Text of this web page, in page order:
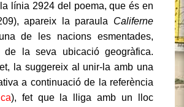
línia 2924 del poema, que és en
apareix la paraula Califerne
de les nacions esmentades,
de la seva ubicació geogràfica.
la suggereix al unir-la amb una
a continuació de la referència
), fet que la lliga amb un lloc